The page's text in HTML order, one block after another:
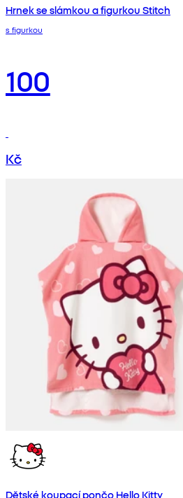
Hrnek se slámkou a figurkou Stitch
s figurkou
100
Kč
Dětské koupací pončo Hello Kitty